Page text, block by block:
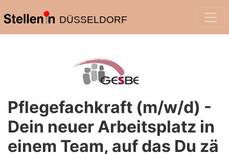
DÜSSELDORF
Pflegefachkraft (m/w/d) -
Dein neuer Arbeitsplatz in
einem Team, auf das Du zä